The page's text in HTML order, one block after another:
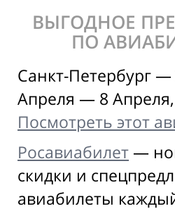
ВЫГОДНОЕ
ПО
Санкт-Петербург
Апреля — 8 Апреля,
Посмотреть этот
Росавиабилет —
скидки и
авиабилеты